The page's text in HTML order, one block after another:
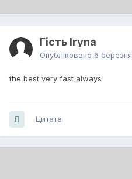
Гість Iryna
Опубліковано 6 березня
the best very fast always
Цитата